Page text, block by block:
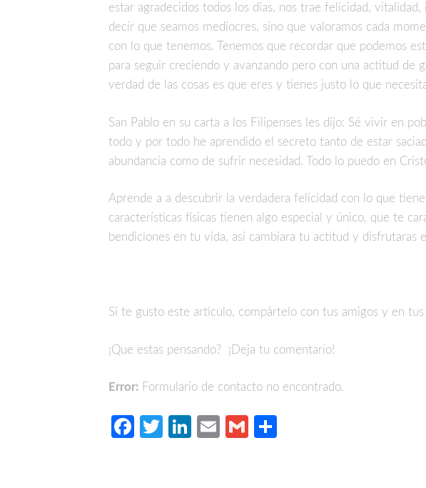
estar agradecidos todos los días, nos trae felicidad,
decir que seamos mediocres, sino que valoramos cada
con lo que tenemos. Tenemos que recordar que podemos
para seguir creciendo y avanzando pero con una actitud de
verdad de las cosas es que eres y tienes justo lo que
San Pablo en su carta a los Filipenses les dijo: Sé vivir en
todo y por todo he aprendido el secreto tanto de estar
abundancia como de sufrir necesidad.
Todo lo puedo en
Aprende a a descubrir la verdadera felicidad con lo que
características físicas tienen algo especial y único, que te
bendiciones en tu vida, así cambiara tu actitud y disfrutaras
Si te gusto este articulo, compártelo con tus amigos y en tus
¡Que estas pensando? ¡Deja tu comentario!
Error: Formulario de contacto no encontrado.
Facebook
TwitterLinkedIn
EmailGmail